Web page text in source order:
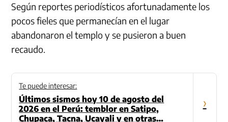
Según reportes periodísticos afortunadamente los
pocos fieles que permanecían en el lugar
abandonaron el templo y se pusieron a buen
recaudo.
Te puede interesar:
Últimos sismos hoy 10 de agosto del
2026 en el Perú: temblor en Satipo,
Chupaca, Tacna, Ucayali y en otras
›